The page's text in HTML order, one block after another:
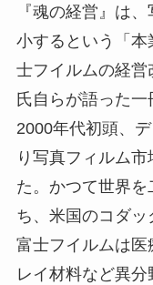
『魂の経営』は
小するという「本
士フイルムの経
氏自らが語った一
2000年代初頭、
り写真フィルム
た。かつて世界を
ち、米国のコダッ
富士フイルムは
レイ材料など異